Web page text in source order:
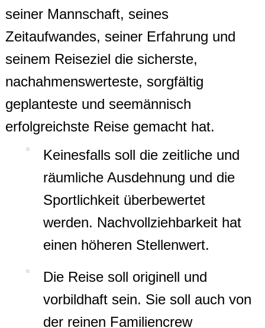
seiner Mannschaft, seines
Zeitaufwandes, seiner Erfahrung und
seinem Reiseziel die sicherste,
nachahmenswerteste, sorgfältig
geplanteste und seemännisch
erfolgreichste Reise gemacht hat.
Keinesfalls soll die zeitliche und
räumliche Ausdehnung und die
Sportlichkeit überbewertet
werden. Nachvollziehbarkeit hat
einen höheren Stellenwert.
Die Reise soll originell und
vorbildhaft sein. Sie soll auch von
der reinen Familiencrew